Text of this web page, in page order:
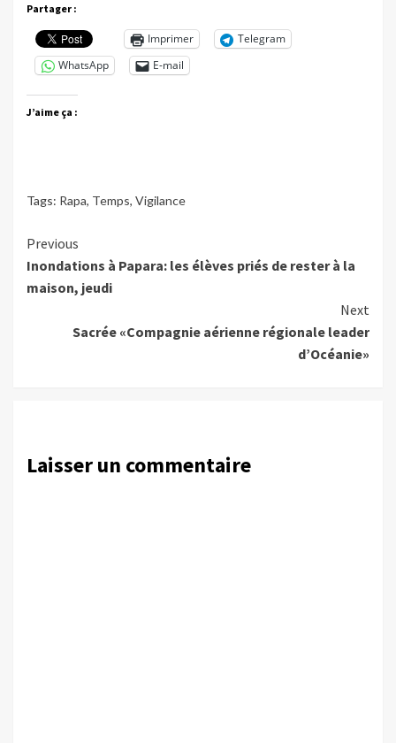
Partager :
Imprimer
Telegram
WhatsApp
E-mail
J’aime ça :
Tags: Rapa, Temps, Vigilance
Continue
Reading
Previous
Inondations à Papara: les élèves priés de rester à la
maison, jeudi
Next
Sacrée «Compagnie aérienne régionale leader
d’Océanie»
Laisser un commentaire